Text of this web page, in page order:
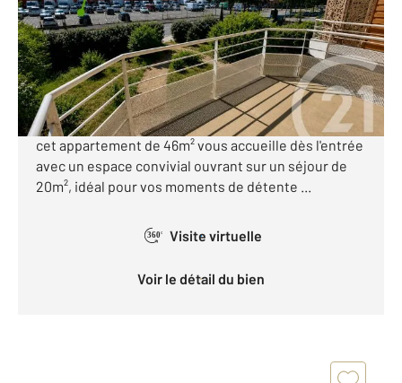
Appartement à vendre
169 000 €
TOULOUSE - LES MINIMES - LES RAISINS : Au cœur
du quartier recherché et en évolution des Raisins,
cet appartement de 46m² vous accueille dès l'entrée
avec un espace convivial ouvrant sur un séjour de
20m², idéal pour vos moments de détente ...
360° Visite virtuelle
Voir le détail du bien